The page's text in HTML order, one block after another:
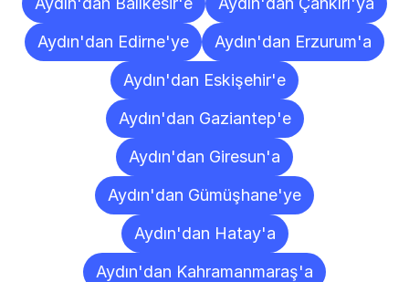
Aydın'dan Edirne'ye
Aydın'dan Erzurum'a
Aydın'dan Eskişehir'e
Aydın'dan Gaziantep'e
Aydın'dan Giresun'a
Aydın'dan Gümüşhane'ye
Aydın'dan Hatay'a
Aydın'dan Kahramanmaraş'a